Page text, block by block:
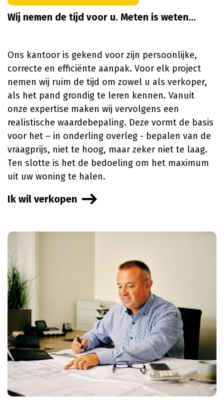
Wij nemen de tijd voor u. Meten is weten…
Ons kantoor is gekend voor zijn persoonlijke,
correcte en efficiënte aanpak. Voor elk project
nemen wij ruim de tijd om zowel u als verkoper,
als het pand grondig te leren kennen. Vanuit
onze expertise maken wij vervolgens een
realistische waardebepaling. Deze vormt de basis
voor het – in onderling overleg - bepalen van de
vraagprijs, niet te hoog, maar zeker niet te laag.
Ten slotte is het de bedoeling om het maximum
uit uw woning te halen.
Ik wil verkopen